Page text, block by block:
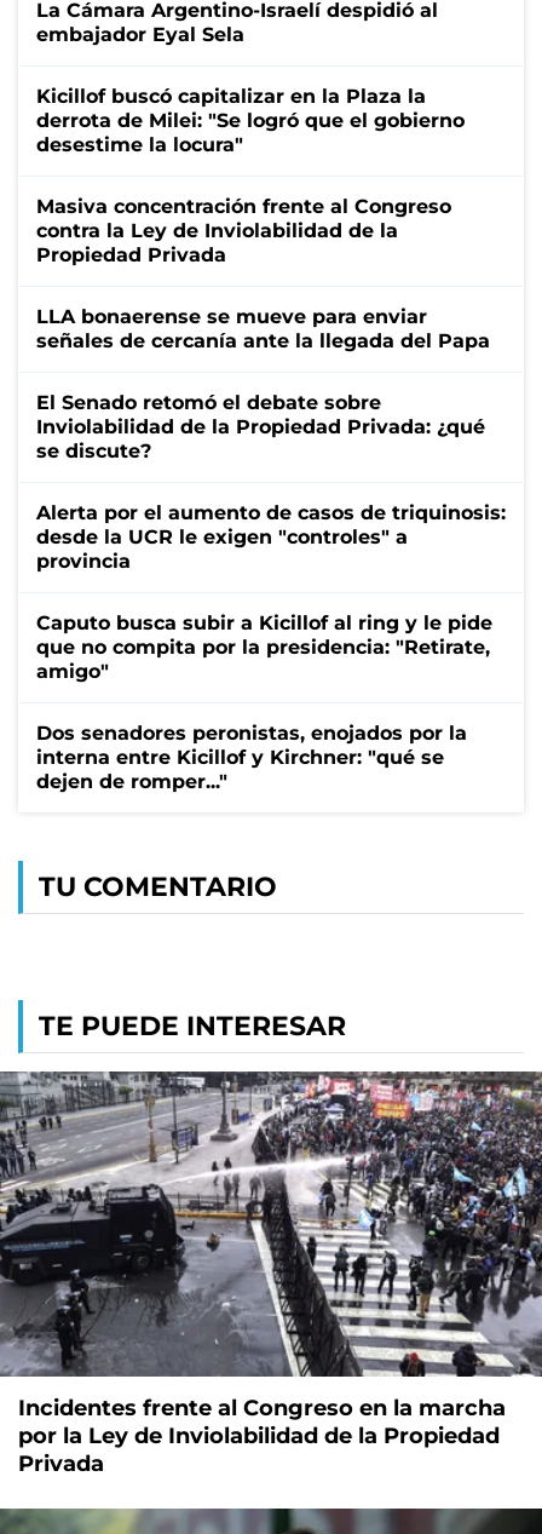
La Cámara Argentino-Israelí despidió al
embajador Eyal Sela
Kicillof buscó capitalizar en la Plaza la
derrota de Milei: "Se logró que el gobierno
desestime la locura"
Masiva concentración frente al Congreso
contra la Ley de Inviolabilidad de la
Propiedad Privada
LLA bonaerense se mueve para enviar
señales de cercanía ante la llegada del Papa
El Senado retomó el debate sobre
Inviolabilidad de la Propiedad Privada: ¿qué
se discute?
Alerta por el aumento de casos de triquinosis:
desde la UCR le exigen "controles" a
provincia
Caputo busca subir a Kicillof al ring y le pide
que no compita por la presidencia: "Retirate,
amigo"
Dos senadores peronistas, enojados por la
interna entre Kicillof y Kirchner: "qué se
dejen de romper..."
TU COMENTARIO
TE PUEDE INTERESAR
Incidentes frente al Congreso en la marcha
por la Ley de Inviolabilidad de la Propiedad
Privada